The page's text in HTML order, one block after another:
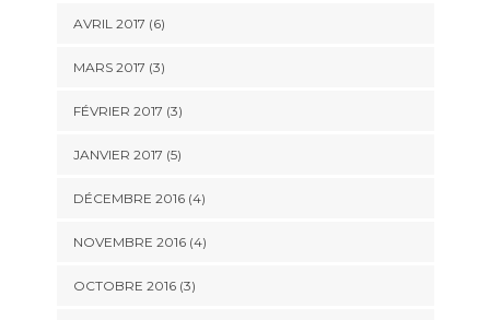
AVRIL 2017 (6)
MARS 2017 (3)
FÉVRIER 2017 (3)
JANVIER 2017 (5)
DÉCEMBRE 2016(4)
NOVEMBRE 2016(4)
OCTOBRE 2016(3)